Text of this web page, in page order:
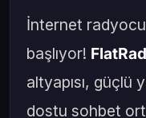
İnternet
başlıyor!
altyapısı, güçlü
dostu sohbet